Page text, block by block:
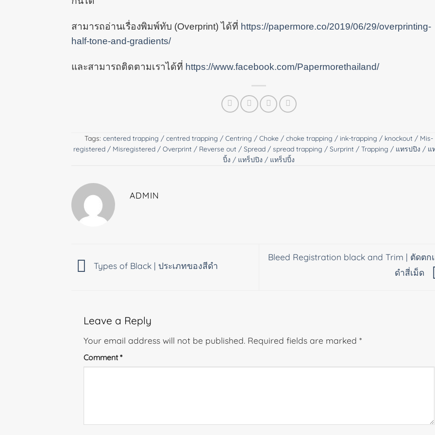
สามารถอ่านเรื่องพิมพ์ทับ (Overprint) ได้ที่ https://papermore.co/2019/06/29/overprinting-
half-tone-and-gradients/
และสามารถติดตามเราได้ที่ https://www.facebook.com/Papermorethailand/
centered trapping centred trapping Centring Choke choke trapping ink-trapping knockout
Mis-
registered
Misregistered Overprint Reverse out Spread spread trapping Surprint Trapping แทรปปิง
แ
ปิ้ง
แทร็ปปิง แทร็ปปิ้ง
ADMIN
Types of Black | ประเภทของสีดำ
Bleed Registration black and Trim | ตัดตก
ดำสี่เม็ด
Leave a Reply
Your email address will not be published. Required fields are marked *
Comment*